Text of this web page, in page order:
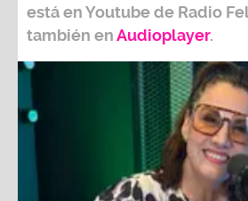
está en Youtube de Radio
también enAudioplayer.